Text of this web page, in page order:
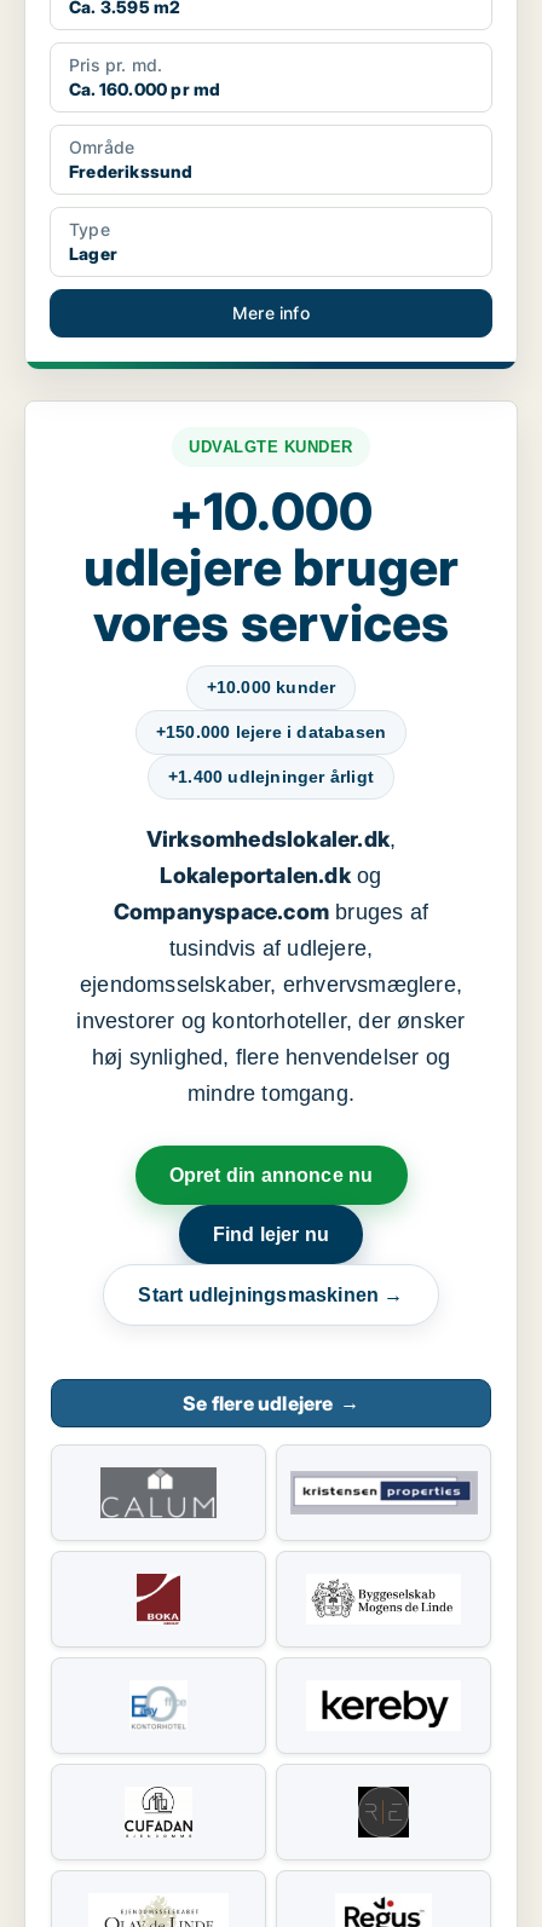
Ca. 3.595 m2
Pris pr. md.
Ca. 160.000 pr md
Område
Frederikssund
Type
Lager
Mere info
UDVALGTE KUNDER
+10.000
udlejere bruger
vores services
+10.000 kunder
+150.000 lejere i databasen
+1.400 udlejninger årligt
Virksomhedslokaler.dk,
Lokaleportalen.dkog
Companyspace.com bruges af
tusindvis af udlejere,
ejendomsselskaber, erhvervsmæglere,
investorer og kontorhoteller, der ønsker
høj synlighed, flere henvendelser og
mindre tomgang.
Opret din annonce nu
Find lejer nu
Start udlejningsmaskinen →
Se flere udlejere →